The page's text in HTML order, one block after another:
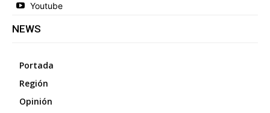
Youtube
NEWS
Portada
Región
Opinión